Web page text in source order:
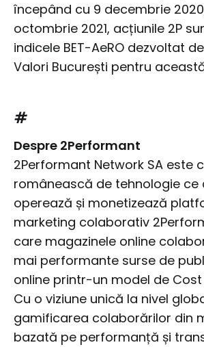
începând cu 9 decembrie
octombrie 2021, acțiunile 2P
indicele BET-AeRO dezvoltat
Valori București pentru
#
Despre 2Performant
2Performant Network SA este
românească de tehnologie ce
operează și monetizează
marketing colaborativ
care magazinele online
mai performante surse de
online printr-un model de Cost
Cu o viziune unică la nivel
gamificarea colaborărilor din
bazată pe performanță și